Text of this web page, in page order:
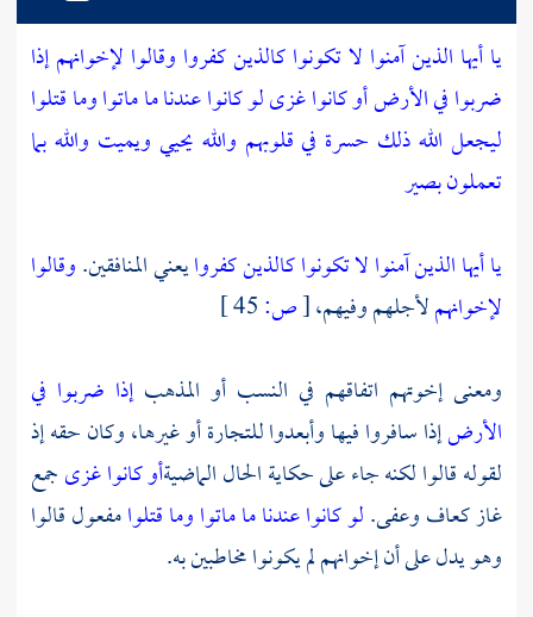
يا أيها الذين آمنوا لا تكونوا كالذين كفروا وقالوا لإخوانهم إذا
ضربوا في الأرض أو كانوا غزى لو كانوا عندنا ما ماتوا وما قتلوا
ليجعل الله ذلك حسرة في قلوبهم والله يحيي ويميت والله بما
تعملون بصير
يا أيها الذين آمنوا لا تكونوا كالذين كفروايعني المنافقين.وقالوا
لإخوانهملأجلهم وفيهم،[ص:
ومعنى إخوتهم اتفاقهم في النسب أو المذهبإذا ضربوا في
الأرضإذا سافروا فيها وأبعدوا للتجارة أو غيرها، وكان حقه إذ
لقوله قالوا لكنه جاء على حكاية الحال الماضيةأو كانوا غزىجمع
غاز كعاف وعفى.لو كانوا عندنا ما ماتوا وما قتلوامفعول قالوا
وهو يدل على أن إخوانهم لم يكونوا مخاطبين به.